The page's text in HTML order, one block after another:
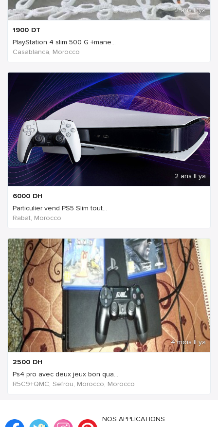
2 ans Il ya
1900 DT
PlayStation 4 slim 500 G +mane...
Casablanca, Morocco
2 ans Il ya
6000 DH
Particulier vend PS5 Slim tout...
Rabat, Morocco
4 mois Il ya
2500 DH
Ps4 pro avec deux jeux bon qua...
R5C9+QMC, Sefrou, Morocco, Morocco
NOS APPLICATIONS